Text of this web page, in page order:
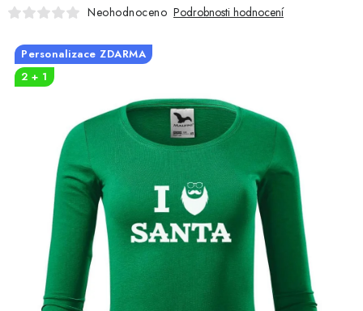
PRO PÁRY
VLASTNÍ MOTIV
OKAMŽITĚ K ODBĚRU
MÁM SRDCE POMÁHÁM
Neohodnoceno Podrobnosti hodnocení
Personalizace ZDARMA
2 + 1